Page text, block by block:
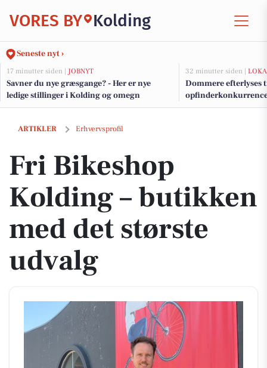
VORES BY Kolding
Seneste nyt ›
17 minutter siden | JOBNYT
Savner du nye græsgange? - Her er nye
ledige stillinger i Kolding og omegn
32 minutter siden |
Dommere efterlyses
ARTIKLER Erhvervsprofil
Fri Bikeshop Kolding – butikken med det største udvalg
Fri Bikeshop
Kolding – butikken
med det største
udvalg